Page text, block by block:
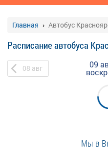
Главная Автобус
Расписание автобуса
08 авг 09
Мы в